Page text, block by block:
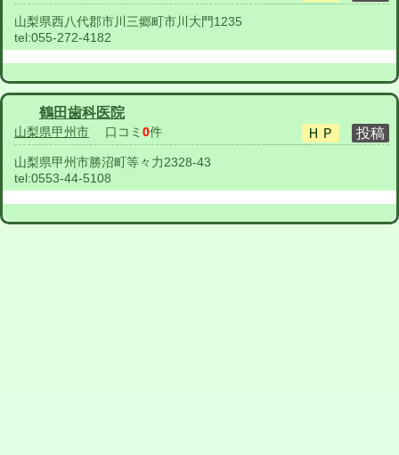
山梨県西八代郡市川三郷町市川大門1235
tel:055-272-4182
鶴田歯科医院
山梨県甲州市 口コミ 0件
山梨県甲州市勝沼町等々力2328-43
tel:0553-44-5108